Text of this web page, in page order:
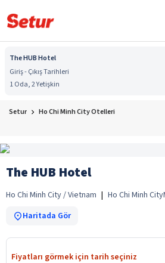
The HUB Hotel
Giriş - Çıkış Tarihleri
1 Oda, 2 Yetişkin
Setur Ho Chi Minh City Otelleri
The HUB Hotel
Ho Chi Minh City / Vietnam | Ho Chi Minh City
Haritada Gör
Fiyatları görmek için tarih seçiniz